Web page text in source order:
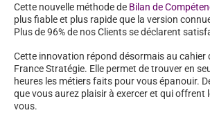
Cette nouvelle méthode de Bilan de
plus fiable et plus rapide que la version
Plus de 96% de nos Clients se déclarent
Cette innovation répond désormais au cahier
France Stratégie. Elle permet de trouver en
heures les métiers faits pour vous épanouir.
que vous aurez plaisir à exercer et qui offrent
vous.